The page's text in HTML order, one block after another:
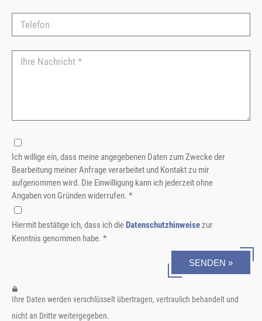
Ich willige ein, dass meine angegebenen Daten zum Zwecke der
Bearbeitung meiner Anfrage verarbeitet und Kontakt zu mir
aufgenommen wird. Die Einwilligung kann ich jederzeit ohne
Angaben von Gründen widerrufen. *
Hiermit bestätige ich, dass ich die Datenschutzhinweisezur
Kenntnis genommen habe. *
SENDEN »
Ihre Daten werden verschlüsselt übertragen, vertraulich behandelt und
nicht an Dritte weitergegeben.